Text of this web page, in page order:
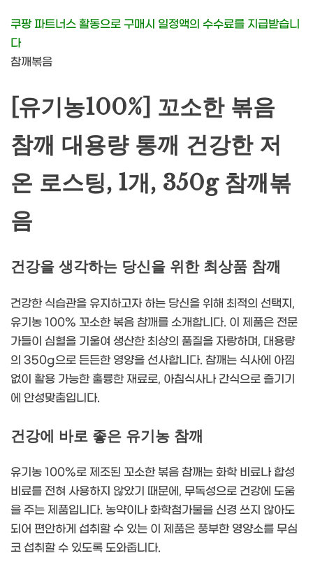
쿠팡 파트너스 활동으로 구매시 일정액의 수수료를 지급받습니
다
참깨볶음
[유기농100%] 꼬소한 볶음
참깨 대용량 통깨 건강한 저
온 로스팅, 1개, 350g 참깨볶
음
건강을 생각하는 당신을 위한 최상품 참깨
건강한 식습관을 유지하고자 하는 당신을 위해 최적의 선택지,
유기농 100% 꼬소한 볶음 참깨를 소개합니다. 이 제품은 전문
가들이 심혈을 기울여 생산한 최상의 품질을 자랑하며, 대용량
의 350g으로 든든한 영양을 선사합니다. 참깨는 식사에 아낌
없이 활용 가능한 훌륭한 재료로, 아침식사나 간식으로 즐기기
에 안성맞춤입니다.
건강에 바로 좋은 유기농 참깨
유기농 100%로 제조된 꼬소한 볶음 참깨는 화학 비료나 합성
비료를 전혀 사용하지 않았기 때문에, 무독성으로 건강에 도움
을 주는 제품입니다. 농약이나 화학첨가물을 신경 쓰지 않아도
되어 편안하게 섭취할 수 있는 이 제품은 풍부한 영양소를 무심
코 섭취할 수 있도록 도와줍니다.